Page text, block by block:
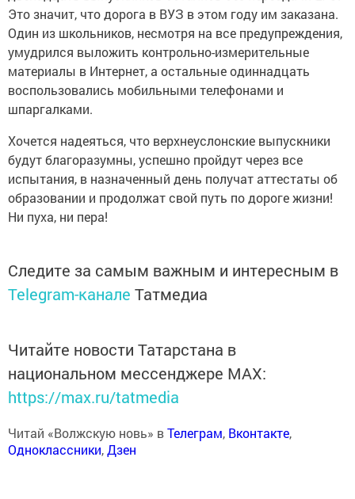
Это значит, что дорога в ВУЗ в этом году им заказана.
Один из школьников, несмотря на все предупреждения,
умудрился выложить контрольно-измерительные
материалы в Интернет, а остальные одиннадцать
воспользовались мобильными телефонами и
шпаргалками.
Хочется надеяться, что верхнеуслонские выпускники
будут благоразумны, успешно пройдут через все
испытания, в назначенный день получат аттестаты об
образовании и продолжат свой путь по дороге жизни!
Ни пуха, ни пера!
Следите за самым важным и интересным в
Telegram-канале Татмедиа
Читайте новости Татарстана в
национальном мессенджере MАХ:
https://max.ru/tatmedia
Читай «Волжскую новь» вТелеграм, Вконтакте,
Одноклассники,Дзен